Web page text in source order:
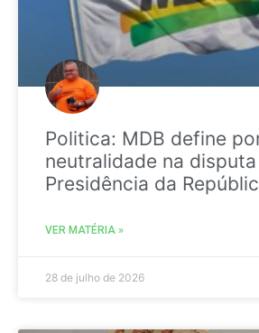
Politica: MDB define
neutralidade na
Presidência da
VER MATÉRIA »
28 de julho de 2026